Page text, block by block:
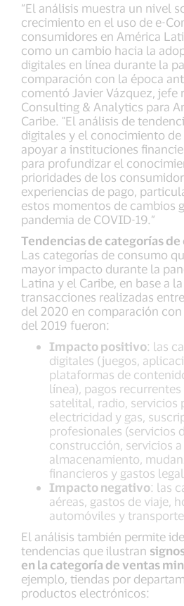
“El análisis muestra un nivel
crecimiento en el uso de e-
consumidores en América
como un cambio hacia la
digitales en línea durante la
comparación con la época
comentó Javier Vázquez, jefe
Consulting & Analytics para
Caribe. "El análisis de
digitales y el conocimiento de
apoyar a instituciones
para profundizar el
prioridades de los
experiencias de pago,
estos momentos de cambios
pandemia de COVID-19.”
Tendencias de categorías de
Las categorías de consumo
mayor impacto durante la
Latina y el Caribe, en base a
transacciones realizadas
del 2020 en comparación
del 2019 fueron:
Impacto positivo: las
digitales (juegos,
plataformas de
línea), pagos
satelital, radio, servicios
electricidad y gas,
profesionales (servicios
construcción, servicios
almacenamiento,
financieros y gastos
Impacto negativo: las
aéreas, gastos de viaje,
automóviles y
El análisis también permite
tendencias que ilustran
en la categoría de ventas
ejemplo, tiendas por
productos electrónicos: